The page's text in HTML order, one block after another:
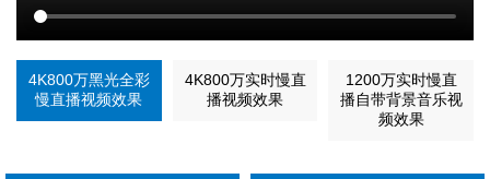
4K800万黑光全彩
慢直播视频效果
4K800万实时慢直
播视频效果
1200万实时慢直
播自带背景音乐视
频效果